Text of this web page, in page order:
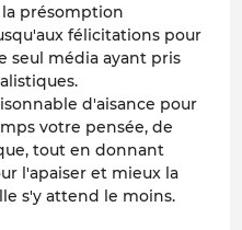
présomption
félicitations pour
seul média ayant pris
d'aisance pour
votre pensée, de
tout en donnant
l'apaiser et mieux la
s'y attend le moins.